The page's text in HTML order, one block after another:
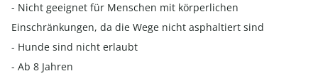
- Nicht geeignet für Menschen mit körperlichen
Einschränkungen, da die Wege nicht asphaltiert sind
- Hunde sind nicht erlaubt
- Ab 8 Jahren